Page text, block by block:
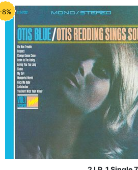
8%